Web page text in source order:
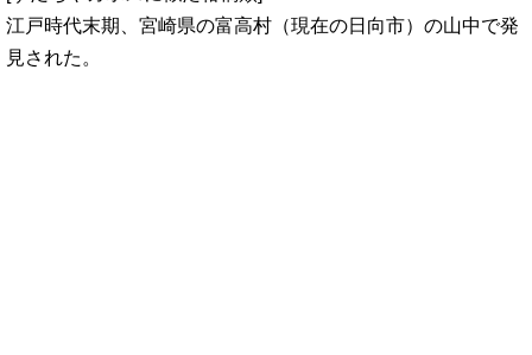
江戸時代末期、宮崎県の富高村（現在の日向市）の山中で発
見された。